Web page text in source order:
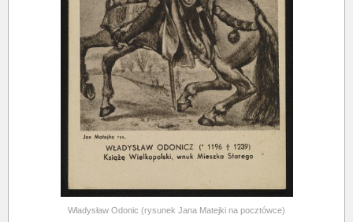
Władysław Odonic (rysunek Jana Matejki na pocztówce)